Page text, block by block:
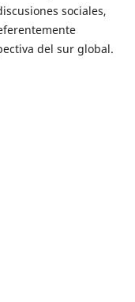
sociales,
del sur global.